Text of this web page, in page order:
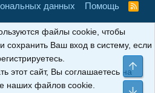
данных
Помощь
R
товарного знака № 665857 от
СМИ. Сделано вРунетЛаб – Сайты и
ИНН/КПП:
адрес: 241030, Брянская
файлы cookie, чтобы
сохранить Ваш вход в систему, если
этот сайт, Вы соглашаетесь на
наших файлов cookie.